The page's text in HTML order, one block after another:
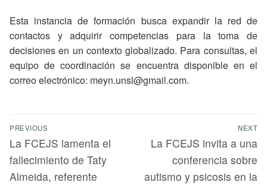
Esta instancia de formación busca expandir la red de
contactos y adquirir competencias para la toma de
decisiones en un contexto globalizado. Para consultas, el
equipo de coordinación se encuentra disponible en el
correo electrónico: meyn.unsl@gmail.com.
PREVIOUS
La FCEJS lamenta el
fallecimiento de Taty
Almeida, referente
NEXT
La FCEJS invita a una
conferencia sobre
autismo y psicosis en la